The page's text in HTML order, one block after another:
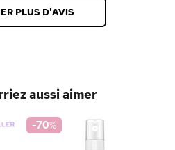
PLUS D'AVIS
aussi aimer
-70%